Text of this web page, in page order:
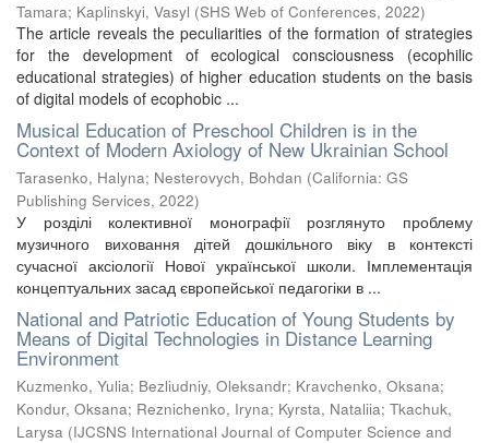
Tamara; Kaplinskyi, Vasyl (SHS Web of Conferences, 2022)
The article reveals the peculiarities of the formation of strategies
for the development of ecological consciousness (ecophilic
educational strategies) of higher education students on the basis
of digital models of ecophobic ...
Musical Education of Preschool Children is in the
Context of Modern Axiology of New Ukrainian School
Tarasenko, Halyna; Nesterovych, Bohdan (California: GS
Publishing Services, 2022)
У розділі колективної монографії розглянуто проблему
музичного виховання дітей дошкільного віку в контексті
сучасної аксіології Нової української школи. Імплементація
концептуальних засад європейської педагогіки в ...
National and Patriotic Education of Young Students by
Means of Digital Technologies in Distance Learning
Environment
Kuzmenko, Yulia; Bezliudniy, Oleksandr; Kravchenko, Oksana;
Kondur, Oksana; Reznichenko, Iryna; Kyrsta, Nataliia; Tkachuk,
Larysa (IJCSNS International Journal of Computer Science and